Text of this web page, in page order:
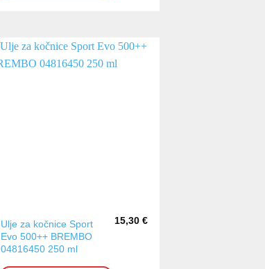
Ulje za kočnice Sport
Evo 500++ BREMBO
04816450 250 ml
15,30 €